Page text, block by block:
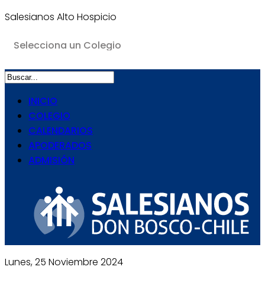
Salesianos Alto Hospicio
INICIO
COLEGIO
CALENDARIOS
APODERADOS
ADMISIÓN
Lunes, 25 Noviembre 2024